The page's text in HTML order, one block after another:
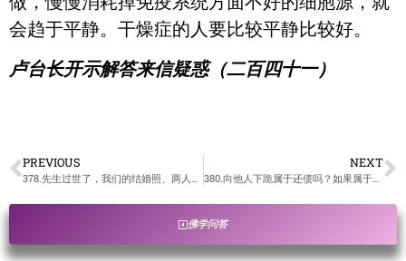
会趋于平静。干燥症的人要比较平静比较好。
卢台长开示解答来信疑惑（二百四十一）
PREVIOUS NEXT
380.向他人下跪属于还债吗？如果属于，不当面下跪有用吗？在其背后下跪不让对方知道有用吗？/卢台长开示解答来信疑惑
佛学问答